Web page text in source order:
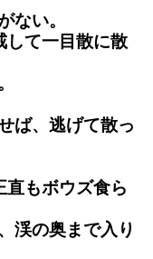
ない。
して一目散に散
ば、逃げて散っ
直もボウズ食ら
渓の奥まで入り